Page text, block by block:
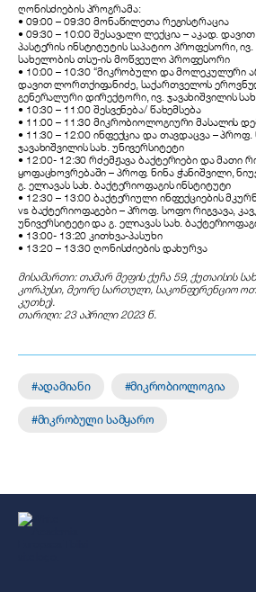
ღონისძიების პროგრამა:
• 09:00 – 09:30 მონაწილეთა რეგისტრაცია
• 09:30 – 10:00 შესავალი ლექცია – აკად.
პასტერის ინსტიტუტის საპატიო პროფესორი, ივ.
სახელობის თსუ-ის მოწვეული პროფესორი
• 10:00 – 10:30 “მიკრობული და მოლეკულური
დავით ლორთქიფანიძე, საქართველოს
გენერალური დირექტორი, ივ. ჯავახიშვილის
• 10:30 – 11:00 შესვენება/ წახემსება
• 11:00 – 11:30 მიკრობიოლოგიური მასალის
• 11:30 – 12:00 ინფექცია და თავდაცვა – პროფ.
ჯავახიშვილის სახ. უნივერსიტეტი
• 12:00- 12:30 რძემჟავა ბაქტერიები და მათი
ყოფაცხოვრებაში – პროფ. ნინა ჭანიშვილი,
გ. ელიავას სახ. ბაქტერიოფაგის ინსტიტუტი
• 12:30 – 13:00 ბაქტერიული ინფექციების
vs ბაქტერიოფაგები – პროფ. სოფო რიგვავა,
უნივერსიტეტი და გ. ელიავას სახ.
• 13:00- 13:20 კითხვა-პასუხი
• 13:20 – 13:30 ღონისძიების დახურვა
მისამართი: თამარ მეფის ქუჩა 59, ქუთაისის
კორპუსი, მეორე სართული, საკონფერენციო
კუთხე).
თარიღი: 23 აპრილი 2023 წ.
ადამიანი მიკრობიოლოგია
მიკრობული სამყარო